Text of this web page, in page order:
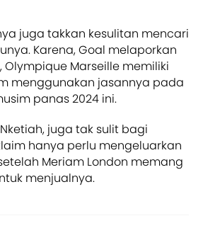
juga takkan kesulitan mencari
Karena, Goal melaporkan
Olympique Marseille memiliki
menggunakan jasannya pada
panas 2024 ini.
juga tak sulit bagi
hanya perlu mengeluarkan
Meriam London memang
menjualnya.